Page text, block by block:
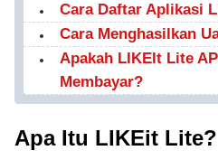
Cara Daftar Aplikasi
Cara Menghasilkan
Apakah LIKEIt Lite
Membayar?
Apa Itu LIKEit Lite?